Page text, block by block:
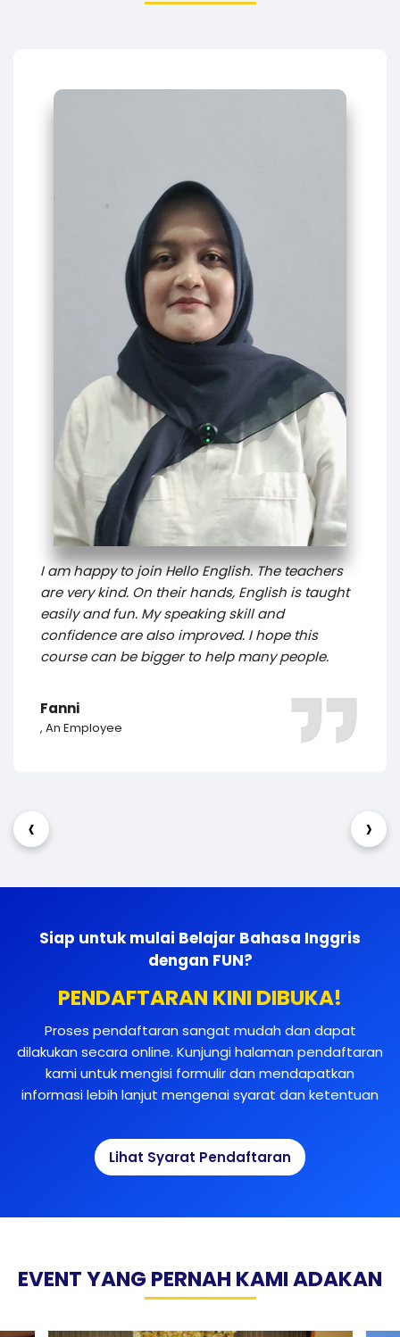
At Hello English, I am happy and have fun. The
teacher is kind and fun. I learn about listening,
reading, writing, and speaking. The teacher
always supports us to practice, so my English is
better than before.
Khanza
8th Grade
‹ ›
Siap untuk mulai Belajar Bahasa Inggris
dengan FUN?
PENDAFTARAN KINI DIBUKA!
Proses pendaftaran sangat mudah dan dapat
dilakukan secara online. Kunjungi halaman pendaftaran
kami untuk mengisi formulir dan mendapatkan
informasi lebih lanjut mengenai syarat dan ketentuan
Lihat Syarat Pendaftaran
EVENT YANG PERNAH KAMI ADAKAN